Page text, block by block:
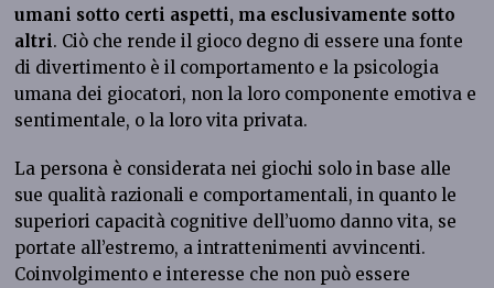
umani sotto certi aspetti, ma esclusivamente sotto
altri. Ciò che rende il gioco degno di essere una fonte
di divertimento è il comportamento e la psicologia
umana dei giocatori, non la loro componente emotiva e
sentimentale, o la loro vita privata.
La persona è considerata nei giochi solo in base alle
sue qualità razionali e comportamentali, in quanto le
superiori capacità cognitive dell’uomo danno vita, se
portate all’estremo, a intrattenimenti avvincenti.
Coinvolgimento e interesse che non può essere